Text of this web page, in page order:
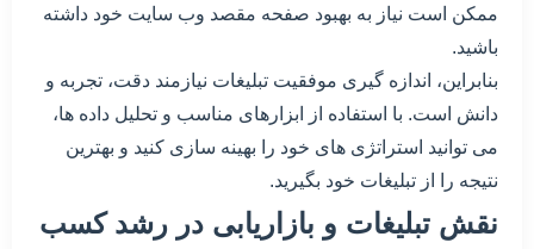
ممکن است نیاز به بهبود صفحه مقصد وب سایت خود داشته
باشید.
بنابراین، اندازه گیری موفقیت تبلیغات نیازمند دقت، تجربه و
دانش است. با استفاده از ابزارهای مناسب و تحلیل داده ها،
می توانید استراتژی های خود را بهینه سازی کنید و بهترین
نتیجه را از تبلیغات خود بگیرید.
نقش تبلیغات و بازاریابی در رشد کسب